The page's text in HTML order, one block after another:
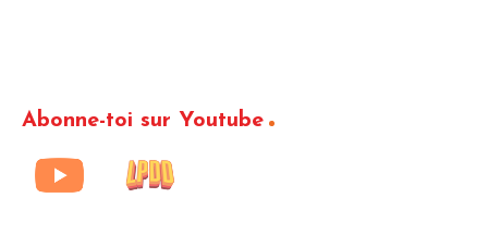
Abonne-toi sur Youtube